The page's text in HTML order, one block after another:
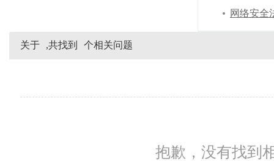
网络安全
关于 ,共找到 个相关问题
抱歉，没有找到